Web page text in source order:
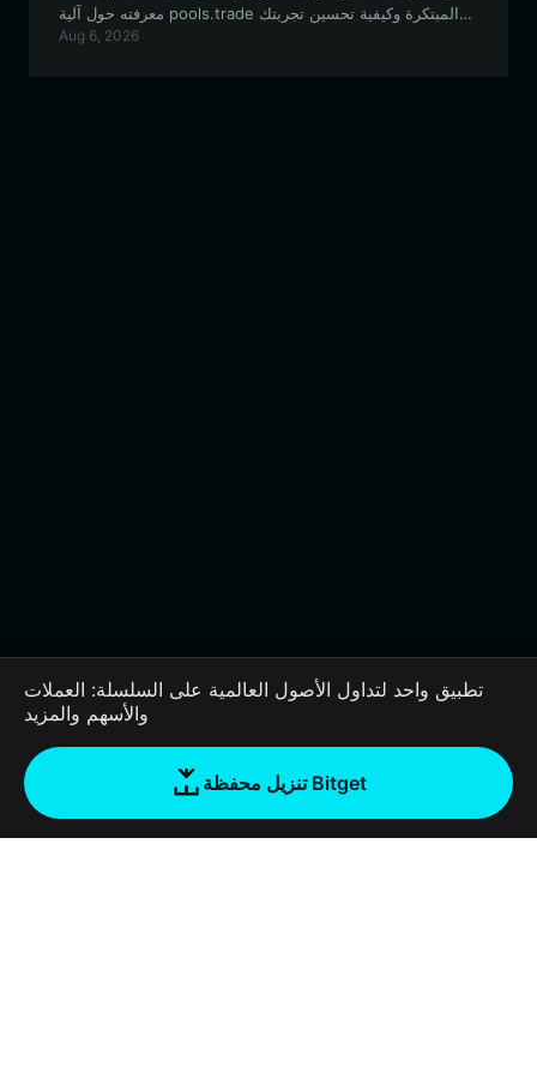
معرفته حول آلية pools.trade المبتكرة وكيفية تحسين تجربتك
Aug 6, 2026
تطبيق واحد لتداول الأصول العالمية على السلسلة: العملات
والأسهم والمزيد
تنزيل محفظة Bitget